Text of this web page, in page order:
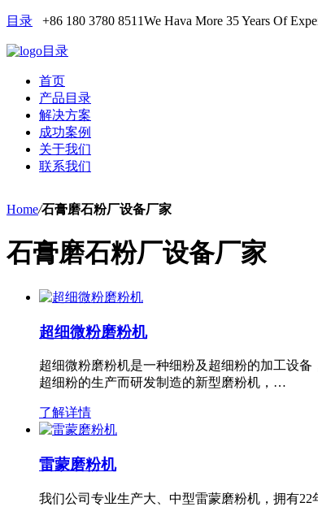
目录 +86 180 3780 8511We Hava More 35 Years Of
目录
首页
产品目录
解决方案
成功案例
关于我们
联系我们
Home/石膏磨石粉厂设备厂家
石膏磨石粉厂设备厂家
超细微粉磨粉机
超细微粉磨粉机是一种细粉及超细粉的加工设
超细粉的生产而研发制造的新型磨粉机，…
了解详情
雷蒙磨粉机
我们公司专业生产大、中型雷蒙磨粉机，拥有